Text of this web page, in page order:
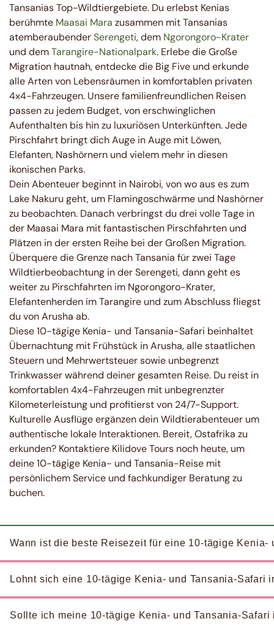
Tansanias Top-Wildtiergebiete. Du erlebst Kenias
berühmte Maasai Mara zusammen mit Tansanias
atemberaubenderSerengeti, dem Ngorongoro-Krater
und demTarangire-Nationalpark. Erlebe die Große
Migration hautnah, entdecke die Big Five und erkunde
alle Arten von Lebensräumen in komfortablen privaten
4x4-Fahrzeugen. Unsere familienfreundlichen Reisen
passen zu jedem Budget, von erschwinglichen
Aufenthalten bis hin zu luxuriösen Unterkünften. Jede
Pirschfahrt bringt dich Auge in Auge mit Löwen,
Elefanten, Nashörnern und vielem mehr in diesen
ikonischen Parks.
Dein Abenteuer beginnt in Nairobi, von wo aus es zum
Lake Nakuru geht, um Flamingoschwärme und Nashörner
zu beobachten. Danach verbringst du drei volle Tage in
der Maasai Mara mit fantastischen Pirschfahrten und
Plätzen in der ersten Reihe bei der Großen Migration.
Überquere die Grenze nach Tansania für zwei Tage
Wildtierbeobachtung in der Serengeti, dann geht es
weiter zu Pirschfahrten im Ngorongoro-Krater,
Elefantenherden im Tarangire und zum Abschluss fliegst
du von Arusha ab.
Diese 10-tägige Kenia- und Tansania-Safari beinhaltet
Übernachtung mit Frühstück in Arusha, alle staatlichen
Steuern und Mehrwertsteuer sowie unbegrenzt
Trinkwasser während deiner gesamten Reise. Du reist in
komfortablen 4x4-Fahrzeugen mit unbegrenzter
Kilometerleistung und profitierst von 24/7-Support.
Kulturelle Ausflüge ergänzen dein Wildtierabenteuer um
authentische lokale Interaktionen. Bereit, Ostafrika zu
erkunden? Kontaktiere Kilidove Tours noch heute, um
deine 10-tägige Kenia- und Tansania-Reise mit
persönlichem Service und fachkundiger Beratung zu
buchen.
Wann ist die beste Reisezeit für eine 10-tägige
Lohnt sich eine 10-tägige Kenia- und Tansania-Safari
Sollte ich meine 10-tägige Kenia- und Tansania-